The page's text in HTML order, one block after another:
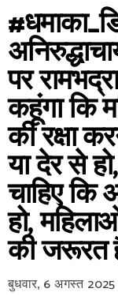
पर
कहूंगा कि
की रक्षा
या देर से
चाहिए कि
हो,
की जरूरत
बुधवार, 6 अगस्त 2025